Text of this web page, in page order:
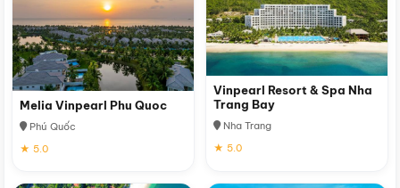
Melia Vinpearl Phu Quoc
Phú Quốc
★ 5.0
Vinpearl Resort & Spa Nha
Trang Bay
Nha Trang
★ 5.0